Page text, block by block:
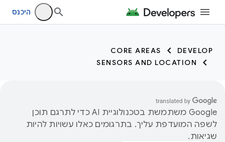
היכנס
DEVELOP
CORE AREAS
SENSORS AND LOCATION
‫Google משתמשת בטכנולוגיית AI כדי לתרגם תוכן
לשפה המועדפת עליך. בתרגומים כאלו עשויות להיות
שגיאות.